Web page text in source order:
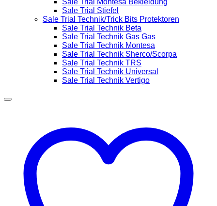
Sale Trial Montesa Bekleidung
Sale Trial Stiefel
Sale Trial Technik/Trick Bits Protektoren
Sale Trial Technik Beta
Sale Trial Technik Gas Gas
Sale Trial Technik Montesa
Sale Trial Technik Sherco/Scorpa
Sale Trial Technik TRS
Sale Trial Technik Universal
Sale Trial Technik Vertigo